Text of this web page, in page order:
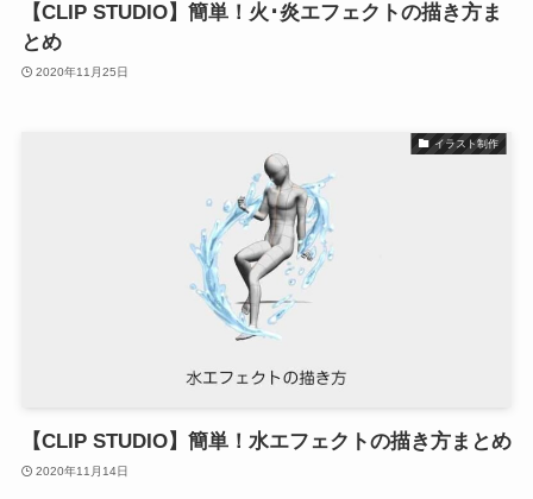
【CLIP STUDIO】簡単！火･炎エフェクトの描き方ま
とめ
2020年11月25日
イラスト制作
【CLIP STUDIO】簡単！水エフェクトの描き方まとめ
2020年11月14日